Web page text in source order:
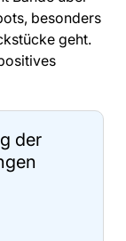
besonders
geht.
der